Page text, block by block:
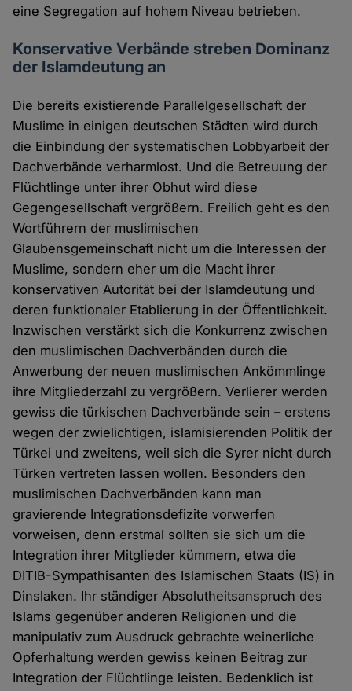
eine Segregation auf hohem Niveau betrieben.
Konservative Verbände streben Dominanz
der Islamdeutung an
Die bereits existierende Parallelgesellschaft der
Muslime in einigen deutschen Städten wird durch
die Einbindung der systematischen Lobbyarbeit der
Dachverbände verharmlost. Und die Betreuung der
Flüchtlinge unter ihrer Obhut wird diese
Gegengesellschaft vergrößern. Freilich geht es den
Wortführern der muslimischen
Glaubensgemeinschaft nicht um die Interessen der
Muslime, sondern eher um die Macht ihrer
konservativen Autorität bei der Islamdeutung und
deren funktionaler Etablierung in der Öffentlichkeit.
Inzwischen verstärkt sich die Konkurrenz zwischen
den muslimischen Dachverbänden durch die
Anwerbung der neuen muslimischen Ankömmlinge
ihre Mitgliederzahl zu vergrößern. Verlierer werden
gewiss die türkischen Dachverbände sein – erstens
wegen der zwielichtigen, islamisierenden Politik der
Türkei und zweitens, weil sich die Syrer nicht durch
Türken vertreten lassen wollen. Besonders den
muslimischen Dachverbänden kann man
gravierende Integrationsdefizite vorwerfen
vorweisen, denn erstmal sollten sie sich um die
Integration ihrer Mitglieder kümmern, etwa die
DITIB-Sympathisanten des Islamischen Staats (IS) in
Dinslaken. Ihr ständiger Absolutheitsanspruch des
Islams gegenüber anderen Religionen und die
manipulativ zum Ausdruck gebrachte weinerliche
Opferhaltung werden gewiss keinen Beitrag zur
Integration der Flüchtlinge leisten. Bedenklich ist